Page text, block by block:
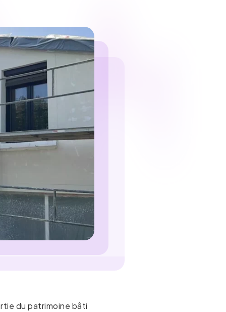
du patrimoine bâti